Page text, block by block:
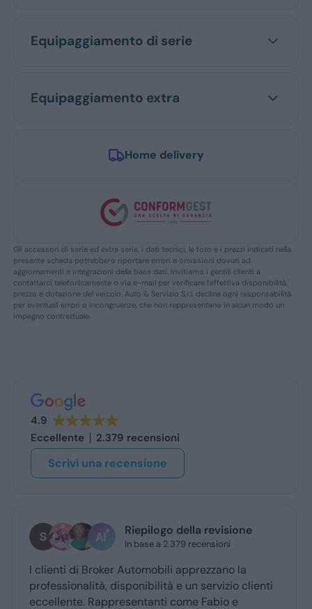
Equipaggiamento di serie
Equipaggiamento extra
Home delivery
Gli accessori di serie ed extra serie, i dati tecnici, le foto e i prezzi indicati nella
presente scheda potrebbero riportare errori e omissioni dovuti ad
aggiornamenti e integrazioni della base dati. Invitiamo i gentili clienti a
contattarci telefonicamente o via e-mail per verificare l’effettiva disponibilità,
prezzo e dotazione del veicolo. Auto & Servizio S.r.l. declina ogni responsabilità
per eventuali errori o incongruenze, che non reppresentano in alcun modo un
impegno contrattuale.
4.9
Eccellente
2.379 recensioni
Scrivi una recensione
stefano de benedetto
oggi
Grazie mille a Daniele e luca... gentilissimi e
professionali...grazie👍